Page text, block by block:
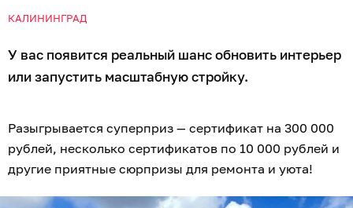
КАЛИНИНГРАД
У вас появится реальный шанс обновить интерьер
или запустить масштабную стройку.
Разыгрывается суперприз — сертификат на 300 000
рублей, несколько сертификатов по 10 000 рублей и
другие приятные сюрпризы для ремонта и уюта!